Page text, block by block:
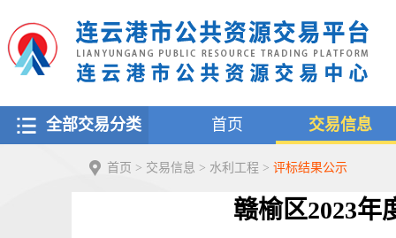
全部交易分类 首页 交易信息
首页 > 交易信息 > 水利工程 > 评标结果公示
赣榆区2023年